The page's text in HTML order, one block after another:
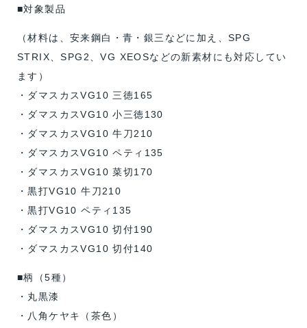
■対象製品
（材料は、安来鋼白・青・銀三などに加え、SPG
STRIX、SPG2、VG XEOSなどの新素材にも対応してい
ます）
・ダマスカスVG10 三徳165
・ダマスカスVG10 小三徳130
・ダマスカスVG10 牛刀210
・ダマスカスVG10 ペティ135
・ダマスカスVG10 菜切170
・黒打VG10 牛刀210
・黒打VG10 ペティ135
・ダマスカスVG10 切付190
・ダマスカスVG10 切付140
■柄（5種）
・丸黒漆
・八角ケヤキ（茶色）